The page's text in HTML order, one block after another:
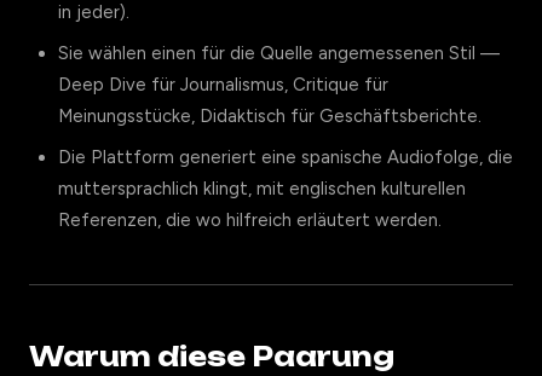
in jeder).
Sie wählen einen für die Quelle angemessenen Stil —
Deep Dive für Journalismus, Critique für
Meinungsstücke, Didaktisch für Geschäftsberichte.
Die Plattform generiert eine spanische Audiofolge, die
muttersprachlich klingt, mit englischen kulturellen
Referenzen, die wo hilfreich erläutert werden.
Warum diese Paarung